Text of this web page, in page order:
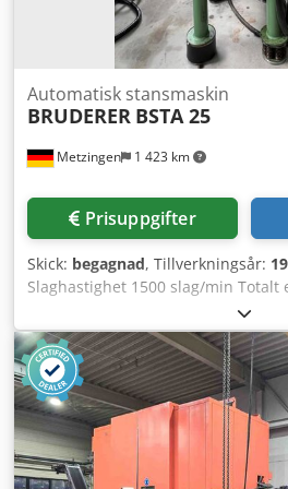
Metzingen 1 423 km
Automatisk stansmaskin
BRUDERER BSTA 25
Prisuppgifter
Skick: begagnad, Tillverkningsår:
Slaghastighet 1500 slag/min Totalt
J U D A N D E Vi kan erbjuda, med
mellanförsäljning och eventuella
BRUDERER Högvarvig
Typ BSTA 25 Tillverkningsår 1985
25 ton Slaghastighet min. – max.
1240 / 1350 / 1500 slag/min
/ 25 / 32 / 38 mm Sliderjustering 51
530 mm Slidarens yta upptill ca.